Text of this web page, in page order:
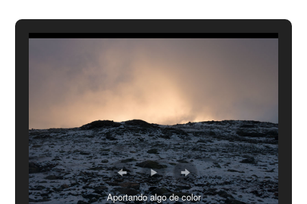
Aportando algo de color